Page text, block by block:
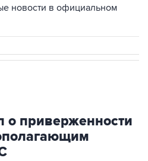
новости в официальном
приверженности